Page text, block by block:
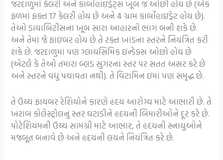
જરદાળુમાં કેલરી અને કાર્બોહાઇડ્રેટ્સ ખૂબ જ ઓછી હોય છે (એક
ફળમાં ફક્ત 17 કેલરી હોય છે અને 4 ગ્રામ કાર્બોહાઇડ્રેટ હોય છે).
તેઓ ડાયાબિટીસના ખૂબ સારા આહારનો ભાગ બની શકે છે.
અને તેમાં જે ફાઇબર હોય છે તે રક્ત ખાંડના સ્તરને નિયંત્રિત કરી
શકે છે. જરદાળુમાં પણ ગ્લાયસિમિક ઇન્ડેક્સ ઓછો હોય છે
(એટલે ​​કે તેઓ તમારા બ્લડ સુગરના સ્તર પર સતત અસર કરે છે
અને સ્તરને વધુ પચાવતા નથી). તે વિટામિન ઇમાં પણ સમૃદ્ધ છે.
તે ઉચ્ચ ફાયબર રેશિયોને કારણે હૃદય આરોગ્ય માટે આભારી છે. તે
ખરાબ કોલેસ્ટ્રોલનું સ્તર ઘટાડીને હૃદયની બિમારીઓને દૂર કરે છે.
પોટેશિયમની ઉચ્ચ સામગ્રી માટે આભાર, તે હૃદયની સ્નાયુઓને
મજબૂત બનાવે છે અને હૃદયની લયને નિયંત્રિત કરે છે.